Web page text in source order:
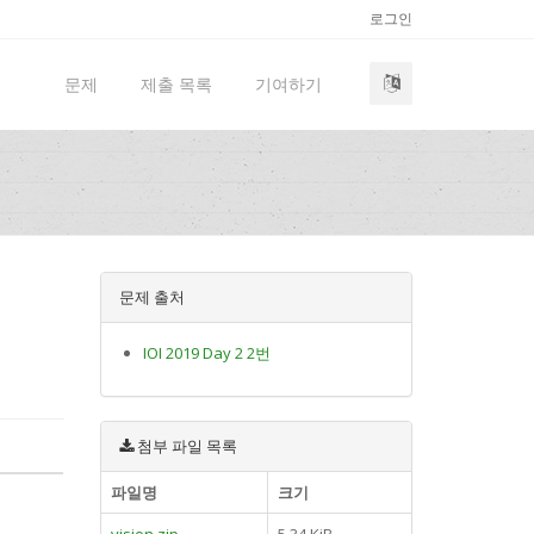
로그인
문제 제출 목록 기여하기
문제 출처
IOI 2019 Day 2 2번
첨부 파일 목록
파일명
크기